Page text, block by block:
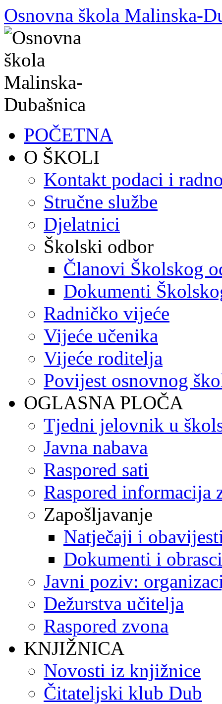
Skoči
do
sadržaja
Osnovna škola Malinska-
POČETNA
O ŠKOLI
Kontakt podaci i
Stručne službe
Djelatnici
Školski odbor
Članovi Školskog
Dokumenti
Radničko vijeće
Vijeće učenika
Vijeće roditelja
Povijest osnovnog
OGLASNA PLOČA
Tjedni jelovnik u
Javna nabava
Raspored sati
Raspored informacija
Zapošljavanje
Natječaji i
Dokumenti i obrasci
Javni poziv:
Dežurstva učitelja
Raspored zvona
KNJIŽNICA
Novosti iz knjižnice
Čitateljski klub Dub